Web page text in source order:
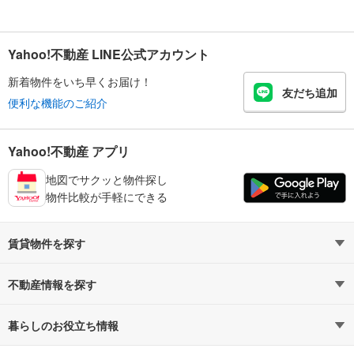
Yahoo!不動産 LINE公式アカウント
新着物件をいち早くお届け！
便利な機能のご紹介
友だち追加
Yahoo!不動産 アプリ
地図でサクッと物件探し
物件比較が手軽にできる
賃貸物件を探す
路線・駅から探す
通勤時間から探す
不動産情報を探す
不動産・住宅
暮らしのお役立ち情報